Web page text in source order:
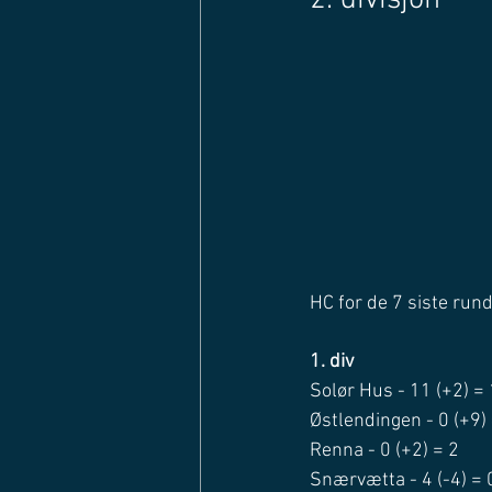
HC for de 7 siste
1. div
Solør Hus - 11 (+2) =
Østlendingen - 0 (+9)
Renna - 0 (+2) = 2
Snærvætta - 4 (-4) =